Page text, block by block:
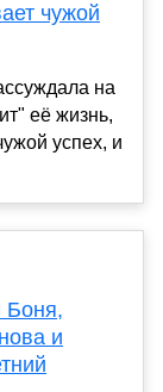
чужой
на
её жизнь,
успех, и
Боня,
и